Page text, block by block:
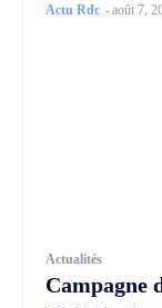
Actu Rdc -août 7,
Actualités
Campagne